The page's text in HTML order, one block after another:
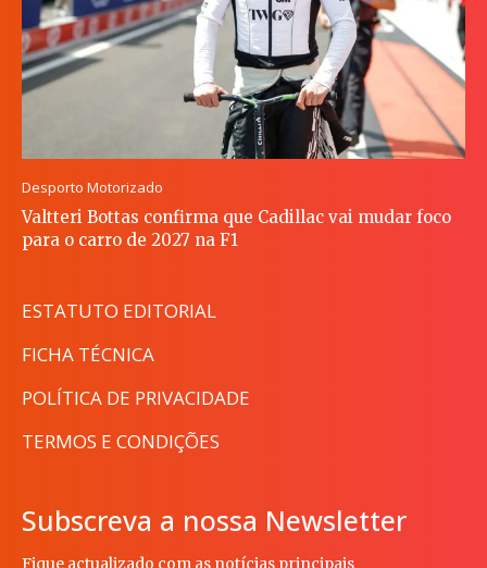
Desporto Motorizado
Valtteri Bottas confirma que Cadillac vai mudar foco
para o carro de 2027 na F1
ESTATUTO EDITORIAL
FICHA TÉCNICA
POLÍTICA DE PRIVACIDADE
TERMOS E CONDIÇÕES
Subscreva a nossa Newsletter
Fique actualizado com as notícias principais